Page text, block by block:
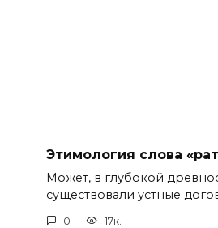
Этимология слова
Может, в глубокой
существовали устные
0 17к.